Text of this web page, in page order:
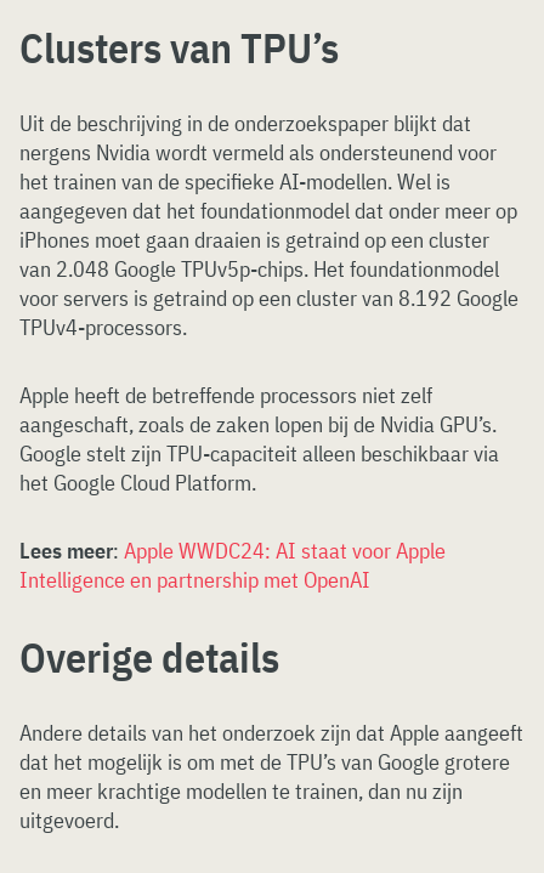
Clusters van TPU’s
Uit de beschrijving in de onderzoekspaper blijkt dat
nergens Nvidia wordt vermeld als ondersteunend voor
het trainen van de specifieke AI-modellen. Wel is
aangegeven dat het foundationmodel dat onder meer op
iPhones moet gaan draaien is getraind op een cluster
van 2.048 Google TPUv5p-chips. Het foundationmodel
voor servers is getraind op een cluster van 8.192 Google
TPUv4-processors.
Apple heeft de betreffende processors niet zelf
aangeschaft, zoals de zaken lopen bij de Nvidia GPU’s.
Google stelt zijn TPU-capaciteit alleen beschikbaar via
het Google Cloud Platform.
Lees meer: Apple WWDC24: AI staat voor Apple
Intelligence en partnership met OpenAI
Overige details
Andere details van het onderzoek zijn dat Apple aangeeft
dat het mogelijk is om met de TPU’s van Google grotere
en meer krachtige modellen te trainen, dan nu zijn
uitgevoerd.